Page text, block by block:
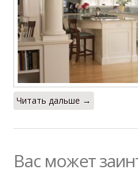
Читать дальше →
Вас может